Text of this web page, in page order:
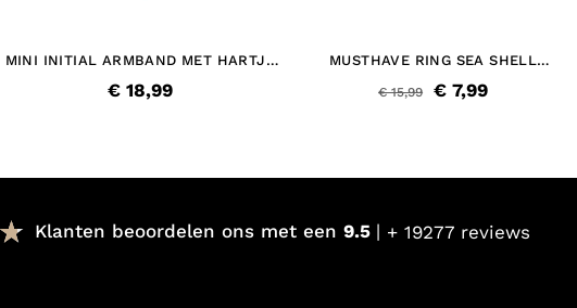
MINI INITIAL ARMBAND MET HARTJE
€ 18,99
MUSTHAVE RING SEA SHELL
€ 7,99
€ 15,99
Klanten beoordelen ons met een 9.5 + 19277 reviews